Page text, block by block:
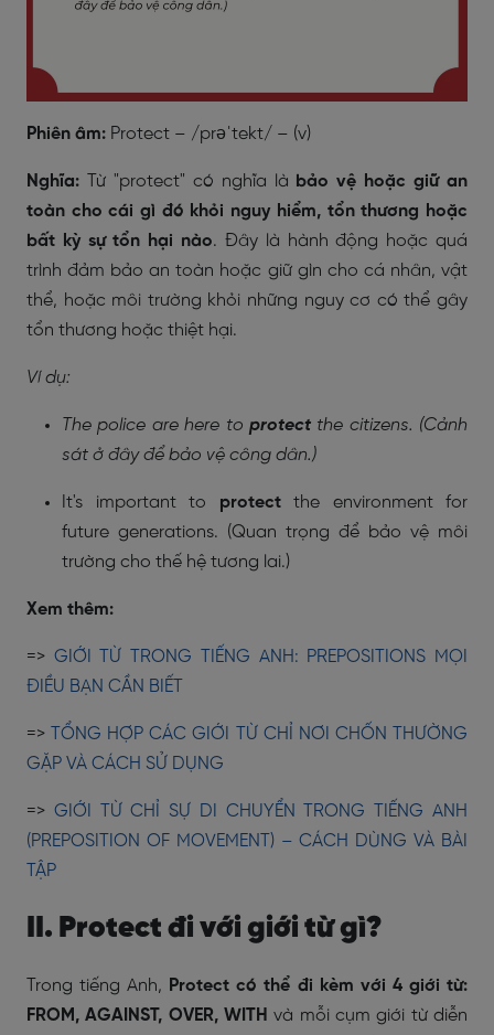
Phiên âm: Protect – /prəˈtekt/ – (v)
Nghĩa: Từ "protect" có nghĩa là bảo vệ hoặc giữ an
toàn cho cái gì đó khỏi nguy hiểm, tổn thương hoặc
bất kỳ sự tổn hại nào. Đây là hành động hoặc quá
trình đảm bảo an toàn hoặc giữ gìn cho cá nhân, vật
thể, hoặc môi trường khỏi những nguy cơ có thể gây
tổn thương hoặc thiệt hại.
Ví dụ:
The police are here to protectthe citizens. (Cảnh
sát ở đây để bảo vệ công dân.)
It's important to protectthe environment for
future generations. (Quan trọng để bảo vệ môi
trường cho thế hệ tương lai.)
Xem thêm:
=> GIỚI TỪ TRONG TIẾNG ANH: PREPOSITIONS MỌI
ĐIỀU BẠN CẦN BIẾT
=>
TỔNG HỢP CÁC GIỚI TỪ CHỈ NƠI CHỐN THƯỜNG
GẶP VÀ CÁCH SỬ DỤNG
=> GIỚI TỪ CHỈ SỰ DI CHUYỂN TRONG TIẾNG ANH
(PREPOSITION OF MOVEMENT) – CÁCH DÙNG VÀ BÀI
TẬP
II. Protect đi với giới từ gì?
Trong tiếng Anh, Protect có thể đi kèm với 4 giới từ:
FROM, AGAINST, OVER, WITH và mỗi cụm giới từ diễn